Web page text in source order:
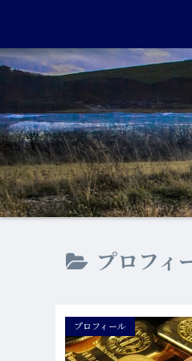
プロフィ
プロフィール